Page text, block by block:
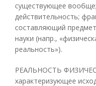
существующее
действительность;
составляющий
науки (напр.,
реальность»).
РЕАЛЬНОСТЬ
характеризующее